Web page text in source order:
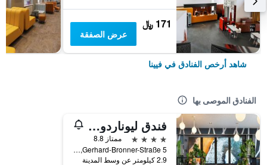
171 ﷼
عرض الصفقة
شاهد أرخص الفنادق في فيينا
الفنادق الموصى بها
فندق ليوناردو فيينا هابتبانهوف
4 نجوم
ممتاز 8.8
Gerhard-Bronner-Straße 5, فيينا, فيينا, النمسا
2.9 كيلومتر عن وسط المدينة